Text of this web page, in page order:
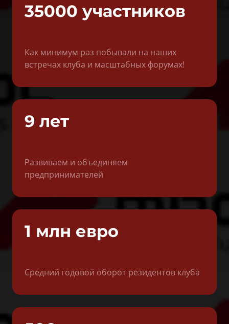
35000 участников
Как минимум раз побывали на наших
встречах клуба и масштабных форумах!
9 лет
Развиваем и объединяем
предпринимателей
1 млн евро
Средний годовой оборот резидентов клуба